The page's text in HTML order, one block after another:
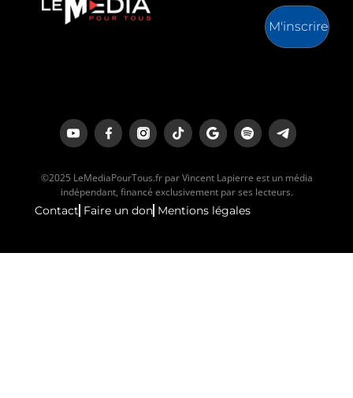
M'inscrire
©2025 LeMediaPourTous.fr par Vincent Lapierre est un média
indépendant, financé exclusivement par ses lecteurs.
Contact Faire un don Mentions légales